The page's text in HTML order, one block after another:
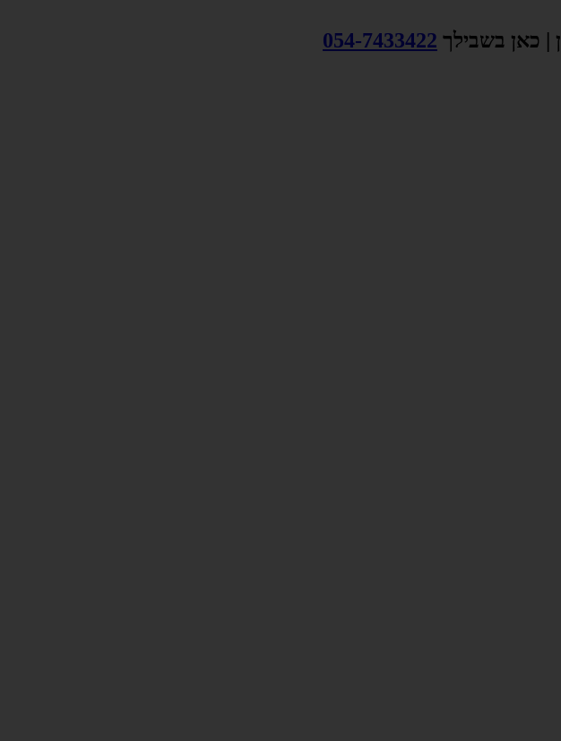
054-7433422